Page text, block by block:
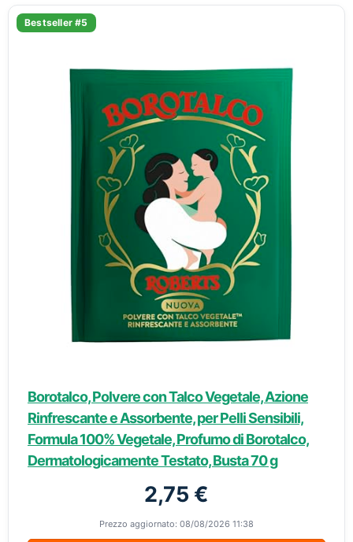
Bestseller #5
Borotalco, Polvere con Talco Vegetale, Azione
Rinfrescante e Assorbente, per Pelli Sensibili,
Formula 100% Vegetale, Profumo di Borotalco,
Dermatologicamente Testato, Busta 70 g
2,75 €
Prezzo aggiornato: 08/08/2026 11:38